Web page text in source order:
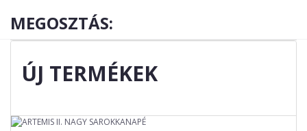
MEGOSZTÁS:
ÚJ TERMÉKEK